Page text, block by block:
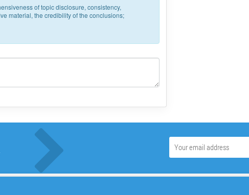
of topic disclosure, consistency,
material, the credibility of the conclusions;